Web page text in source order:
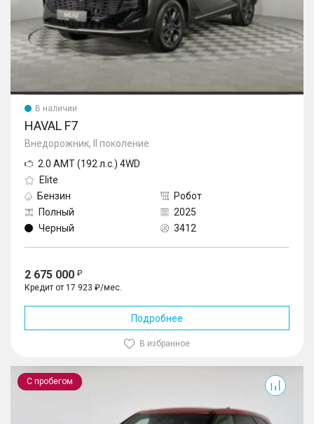
В наличии
HAVAL F7
Внедорожник, II поколение
2.0 AMT (192 л.с.) 4WD
Elite
Бензин
Робот
Полный
2025
Черный
3412
2 675 000
Кредит от 17 923 ₽/мес.
Подробнее
В избранное
С пробегом
Range Rover Velar